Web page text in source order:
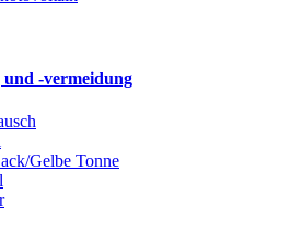
-vermeidung
Gelbe Tonne